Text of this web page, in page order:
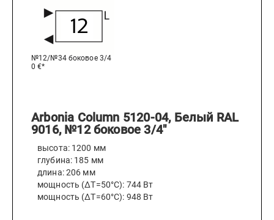
№12/№34 боковое 3/4
0 €*
Arbonia Column 5120-04, Белый RAL
9016, №12 боковое 3/4"
высота: 1200 мм
глубина: 185 мм
длина:206 мм
мощность (ΔT=50°C): 744 Вт
мощность (ΔT=60°C): 948 Вт